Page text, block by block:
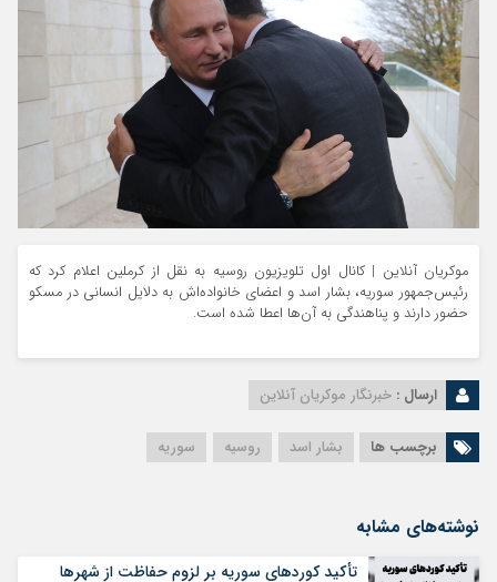
موکریان آنلاین | کانال اول تلویزیون روسیه به نقل از کرملین اعلام کرد که
رئیس‌جمهور سوریه، بشار اسد و اعضای خانواده‌اش به دلایل انسانی در مسکو
حضور دارند و پناهندگی به آن‌ها اعطا شده است.
ارسال : خبرنگار موکریان آنلاین
برچسب ها بشار اسد روسیه سوریه
نوشته‌های مشابه
تأکید کوردهای سوریه بر لزوم حفاظت از شهرها